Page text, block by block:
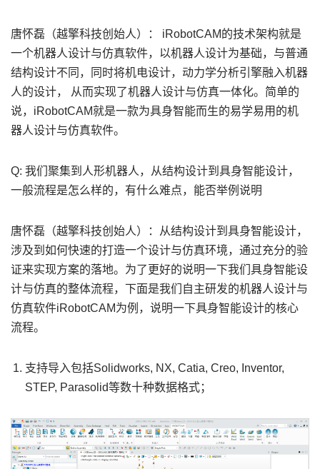
唐怀磊（越擎科技创始人）： iRobotCAM的技术架构就是
一个机器人设计与仿真软件，以机器人设计为基础，与普通
结构设计不同，同时将机电设计，动力学分析引擎融入机器
人的设计， 从而实现了机器人设计与仿真一体化。简单的
说，iRobotCAM就是一款为具身智能而生的易学易用的机
器人设计与仿真软件。
Q: 我们聚集到人形机器人，从结构设计到具身智能设计，
一般流程是怎么样的，有什么难点，能否举例说明
唐怀磊（越擎科技创始人）：从结构设计到具身智能设计，
涉及到如何快速的打造一个设计与仿真环境，通过充分的验
证来实现方案的落地。为了更好的说明一下我们具身智能设
计与仿真的整体流程，下面是我们自主研发的机器人设计与
仿真软件iRobotCAM为例，说明一下具身智能设计的核心
流程。
支持导入包括Solidworks, NX, Catia, Creo, Inventor,
STEP, Parasolid等数十种数据格式；